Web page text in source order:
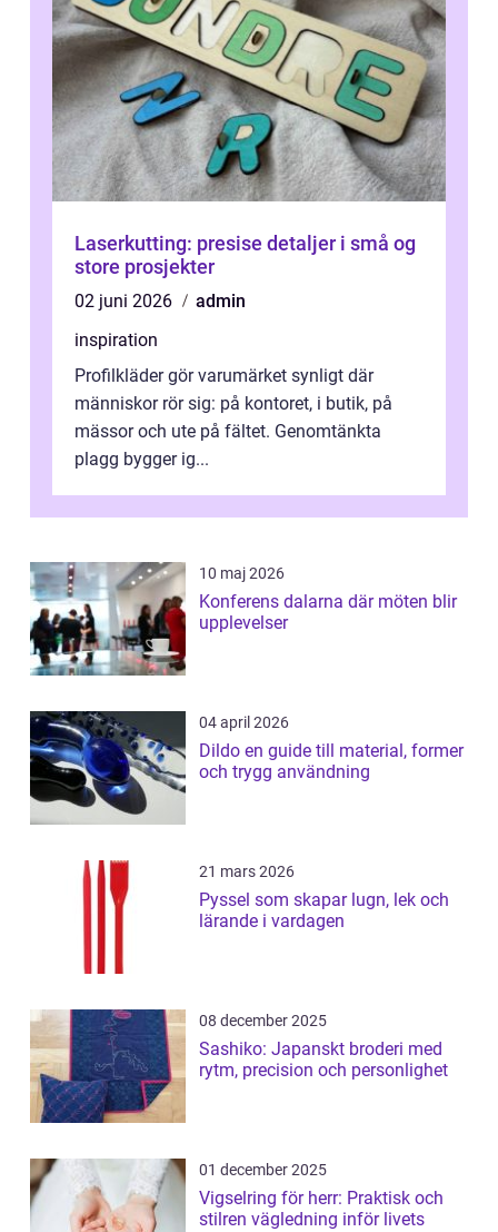
Laserkutting: presise detaljer i små og
store prosjekter
02 juni 2026
admin
inspiration
Profilkläder gör varumärket synligt där
människor rör sig: på kontoret, i butik, på
mässor och ute på fältet. Genomtänkta
plagg bygger ig...
10 maj 2026
Konferens dalarna där möten blir
upplevelser
04 april 2026
Dildo en guide till material, former
och trygg användning
21 mars 2026
Pyssel som skapar lugn, lek och
lärande i vardagen
08 december 2025
Sashiko: Japanskt broderi med
rytm, precision och personlighet
01 december 2025
Vigselring för herr: Praktisk och
stilren vägledning inför livets